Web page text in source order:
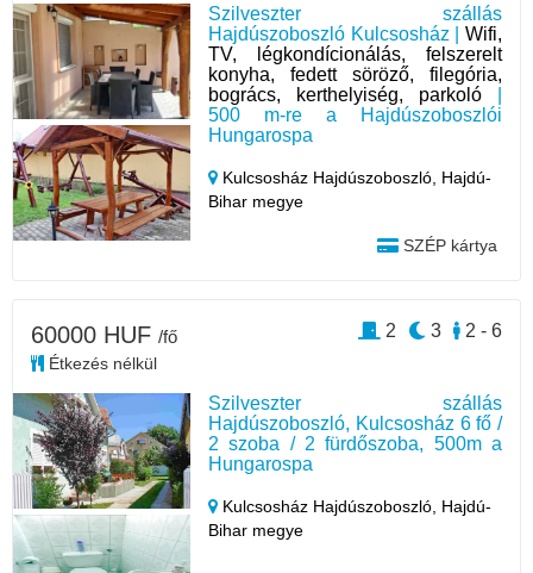
Szilveszter szállás
Hajdúszoboszló Kulcsosház | Wifi,
TV, légkondícionálás, felszerelt
konyha, fedett söröző, filegória,
bogrács, kerthelyiség, parkoló
500 m-re a Hajdúszoboszlói
Hungarospa
Kulcsosház Hajdúszoboszló, Hajdú-
Bihar megye
SZÉP kártya
Szilveszter szállás
Hajdúszoboszló, Kulcsosház 6 fő /
2 szoba / 2 fürdőszoba, 500m a
Hungarospa
Kulcsosház Hajdúszoboszló, Hajdú-
Bihar megye
60000 HUF /fő
Étkezés nélkül
2 - 6
3
2